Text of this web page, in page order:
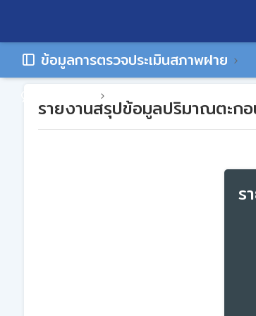
ข้อมูลการตรวจประเมินสภาพฝาย
รายงานสรุปข้อมูลปริมาณตะก
ร